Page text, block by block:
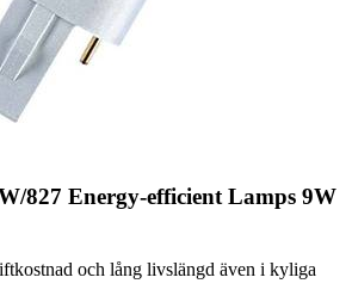
827 Energy-efficient Lamps 9W
och lång livslängd även i kyliga